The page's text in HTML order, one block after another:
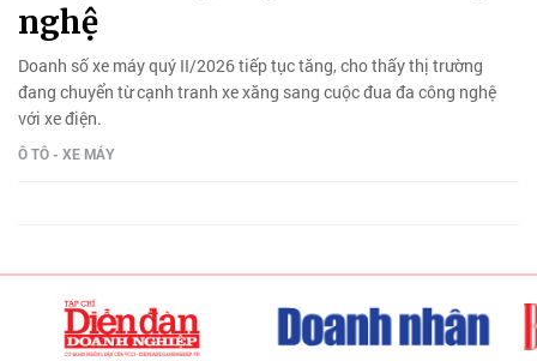
nghệ
Doanh số xe máy quý II/2026 tiếp tục tăng, cho thấy thị trường
đang chuyển từ cạnh tranh xe xăng sang cuộc đua đa công nghệ
với xe điện.
Ô TÔ - XE MÁY